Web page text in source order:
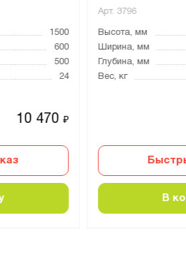
1500
600
500
24
10 470₽
Арт. 3796
Высота, мм
Ширина, мм
Глубина, мм
Вес, кг
В